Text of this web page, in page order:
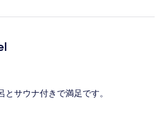
サウナ付きで満足です。